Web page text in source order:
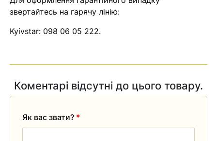
звертайтесь на гарячу лінію:
Kyivstar: 098 06 05 222.
Коментарі відсутні до цього товару.
Як вас звати? *